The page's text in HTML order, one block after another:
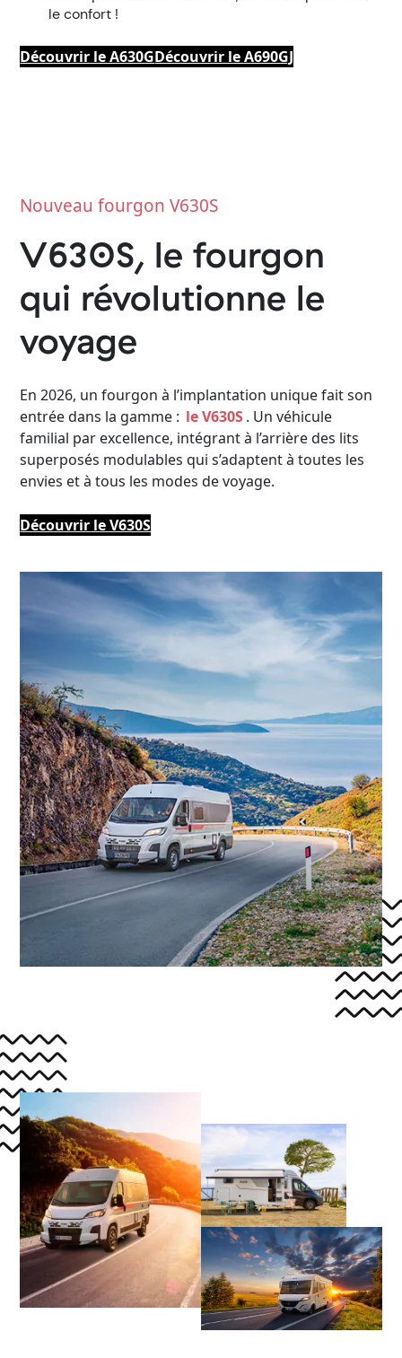
Camping-cars
Configurez votre camping-car
Pilote et créez le modèle
parfaitement adapté à vos
besoins et à vos envies de
voyage.
Créez votre fourgon
Choisir
le confort !
Découvrir le A630GDécouvrir le A690GJ
Nouveau fourgon V630S
V630S, le fourgon
qui révolutionne le
voyage
En 2026, un fourgon à l’implantation unique fait son
entrée dans la gamme : le V630S. Un véhicule
familial par excellence, intégrant à l’arrière des lits
superposés modulables qui s’adaptent à toutes les
envies et à tous les modes de voyage.
Découvrir le V630S